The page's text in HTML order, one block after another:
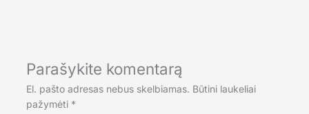
Parašykite komentarą
El. pašto adresas nebus skelbiamas. Būtini laukeliai
pažymėti *